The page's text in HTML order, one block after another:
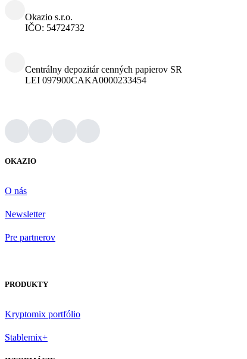
Okazio s.r.o.
IČO: 54724732
Centrálny depozitár cenných papierov SR
LEI 097900CAKA0000233454
OKAZIO
O nás
Newsletter
Pre partnerov
PRODUKTY
Kryptomix portfólio
Stablemix+